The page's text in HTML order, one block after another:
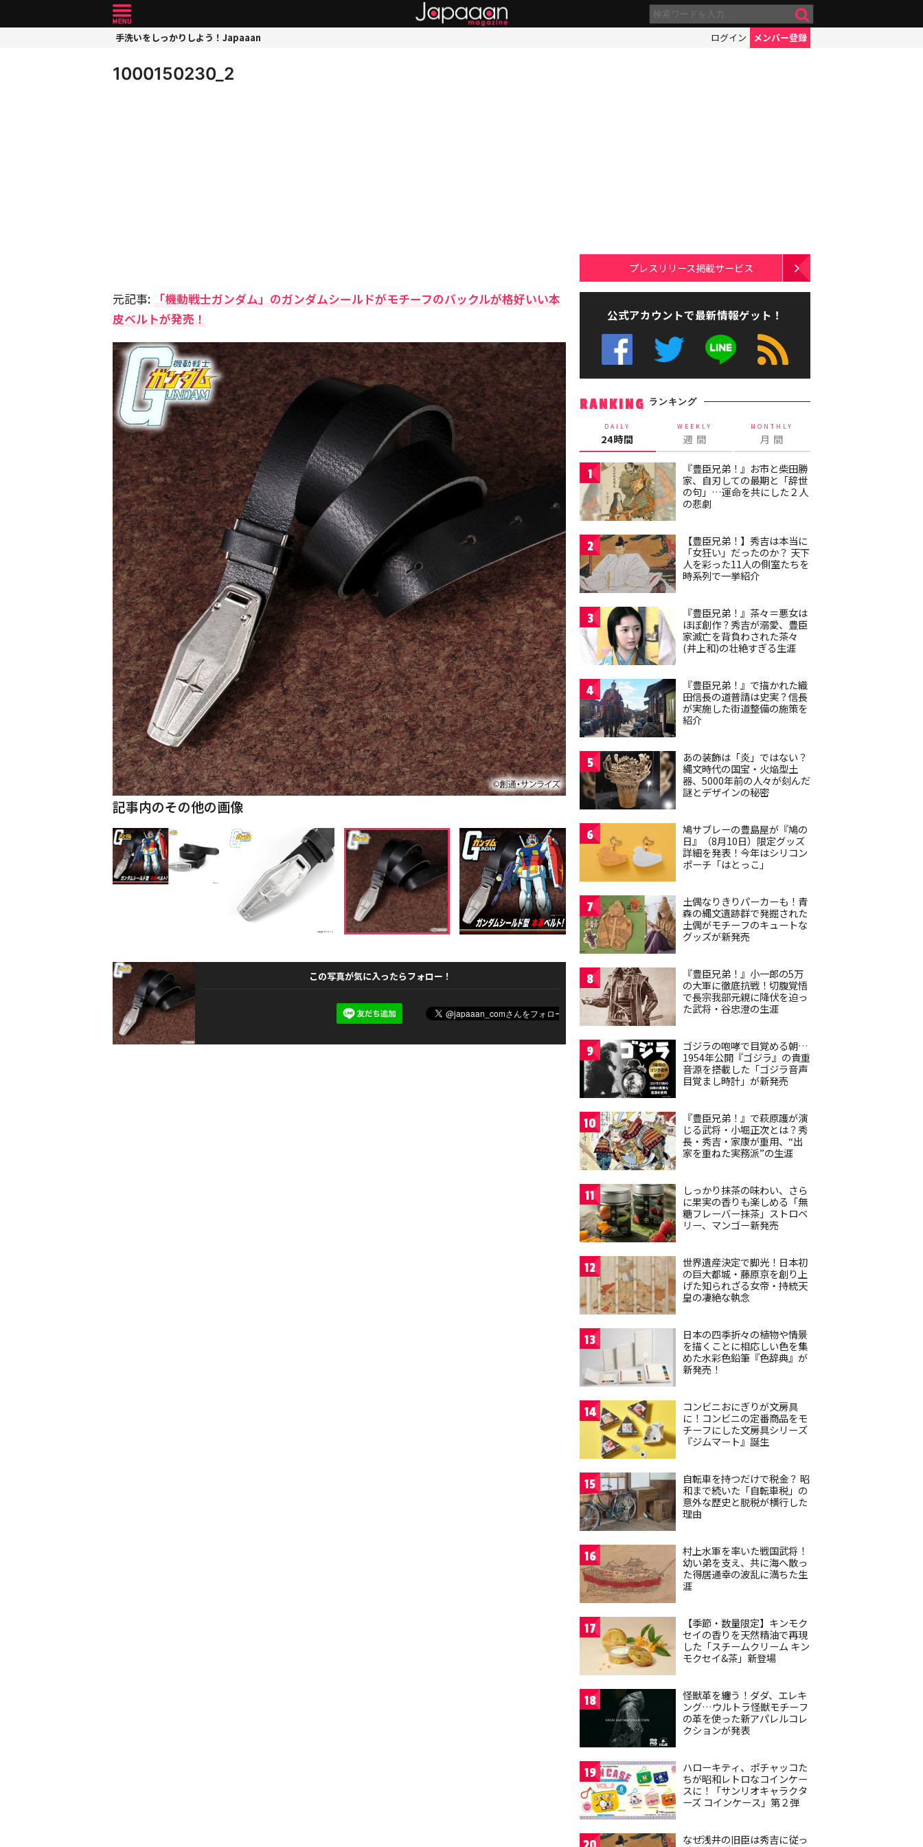
手洗いをしっかりしよう！Japaaan ログイン メンバー登録
1000150230_2
元記事: 「機動戦士ガンダム」のガンダムシールドがモチーフのバックルが格好いい本
皮ベルトが発売！
記事内のその他の画像
この写真が気に入ったらフォロー！
プレスリリース掲載サービス
公式アカウントで最新情報ゲット！
RANKING ランキング
DAILY
24時間
WEEKLY
週 間
MONTHLY
月 間
1
『豊臣兄弟！』お市と柴田勝
家、自刃しての最期と「辞世
の句」…運命を共にした２人
の悲劇
2
【豊臣兄弟！】秀吉は本当に
「女狂い」だったのか？ 天下
人を彩った11人の側室たちを
時系列で一挙紹介
3
『豊臣兄弟！』茶々＝悪女は
ほぼ創作？秀吉が溺愛、豊臣
家滅亡を背負わされた茶々
(井上和)の壮絶すぎる生涯
4
『豊臣兄弟！』で描かれた織
田信長の道普請は史実？信長
が実施した街道整備の施策を
紹介
5
あの装飾は「炎」ではない？
縄文時代の国宝・火焔型土
器、5000年前の人々が刻んだ
謎とデザインの秘密
6
鳩サブレーの豊島屋が『鳩の
日』（8月10日）限定グッズ
詳細を発表！今年はシリコン
ポーチ「はとっこ」
7
土偶なりきりパーカーも！青
森の縄文遺跡群で発掘された
土偶がモチーフのキュートな
グッズが新発売
8
『豊臣兄弟！』小一郎の5万
の大軍に徹底抗戦！切腹覚悟
で長宗我部元親に降伏を迫っ
た武将・谷忠澄の生涯
9
ゴジラの咆哮で目覚める朝…
1954年公開『ゴジラ』の貴重
音源を搭載した「ゴジラ音声
目覚まし時計」が新発売
10
『豊臣兄弟！』で萩原護が演
じる武将・小堀正次とは？秀
長・秀吉・家康が重用、“出
家を重ねた実務派”の生涯
11
しっかり抹茶の味わい、さら
に果実の香りも楽しめる「無
糖フレーバー抹茶」ストロベ
リー、マンゴー新発売
12
世界遺産決定で脚光！日本初
の巨大都城・藤原京を創り上
げた知られざる女帝・持統天
皇の凄絶な執念
13
日本の四季折々の植物や情景
を描くことに相応しい色を集
めた水彩色鉛筆『色辞典』が
新発売！
14
コンビニおにぎりが文房具
に！コンビニの定番商品をモ
チーフにした文房具シリーズ
『ジムマート』誕生
15
自転車を持つだけで税金？ 昭
和まで続いた「自転車税」の
意外な歴史と脱税が横行した
理由
16
村上水軍を率いた戦国武将！
幼い弟を支え、共に海へ散っ
た得居通幸の波乱に満ちた生
涯
17
【季節・数量限定】キンモク
セイの香りを天然精油で再現
した「スチームクリーム キン
モクセイ&茶」新登場
18
怪獣革を纏う！ダダ、エレキ
ング…ウルトラ怪獣モチーフ
の革を使った新アパレルコレ
クションが発表
19
ハローキティ、ポチャッコた
ちが昭和レトロなコインケー
スに！「サンリオキャラクタ
ーズ コインケース」第２弾
なぜ浅井の旧臣は秀吉に従っ